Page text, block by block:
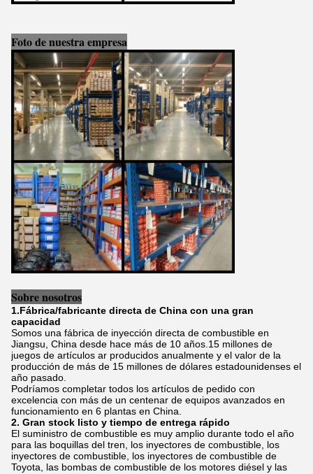
Foto de nuestra empresa
Sobre nosotros
1.Fábrica/fabricante directa de China con una gran
capacidad
Somos una fábrica de inyección directa de combustible en
Jiangsu, China desde hace más de 10 años.15 millones de
juegos de artículos ar producidos anualmente y el valor de la
producción de más de 15 millones de dólares estadounidenses el
año pasado.
Podríamos completar todos los artículos de pedido con
excelencia con más de un centenar de equipos avanzados en
funcionamiento en 6 plantas en China.
2. Gran stock listo y tiempo de entrega rápido
El suministro de combustible es muy amplio durante todo el año
para las boquillas del tren, los inyectores de combustible, los
inyectores de combustible, los inyectores de combustible de
Toyota, las bombas de combustible de los motores diésel y las